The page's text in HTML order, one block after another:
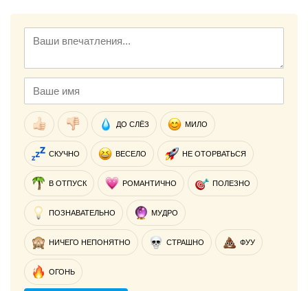
ДО СЛЁЗ МИЛО
СКУЧНО ВЕСЕЛО НЕ ОТОРВАТЬСЯ
В ОТПУСК РОМАНТИЧНО ПОЛЕЗНО
ПОЗНАВАТЕЛЬНО МУДРО
НИЧЕГО НЕПОНЯТНО СТРАШНО ФУУ
ОГОНЬ